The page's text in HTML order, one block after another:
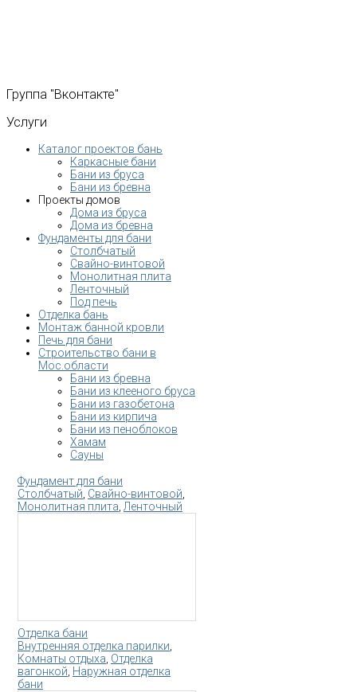
Группа "Вконтакте"
Услуги
Каталог проектов бань
Каркасные бани
Бани из бруса
Бани из бревна
Проекты домов
Дома из бруса
Дома из бревна
Фундаменты для бани
Столбчатый
Свайно-винтовой
Монолитная плита
Ленточный
Под печь
Отделка бань
Монтаж банной кровли
Печь для бани
Строительство бани в
Мос.области
Бани из бревна
Бани из клееного бруса
Бани из газобетона
Бани из кирпича
Бани из пеноблоков
Хамам
Сауны
Фундамент для бани
Столбчатый, Свайно-винтовой,
Монолитная плита,Ленточный
Отделка бани
Внутренняя отделка парилки,
Комнаты отдыха, Отделка
вагонкой, Наружная отделка
бани